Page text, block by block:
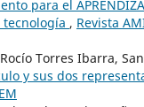
para el
, Revista
Torres Ibarra,
y sus dos